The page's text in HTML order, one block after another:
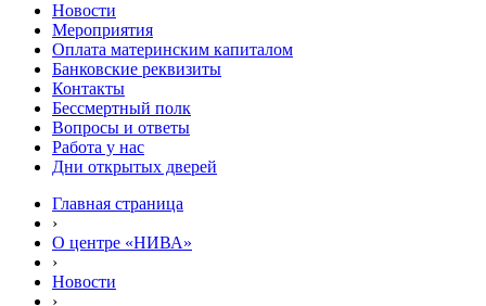
Новости
Мероприятия
Оплата материнским капиталом
Банковские реквизиты
Контакты
Бессмертный полк
Вопросы и ответы
Работа у нас
Дни открытых дверей
Главная страница
›
О центре «НИВА»
›
Новости
›